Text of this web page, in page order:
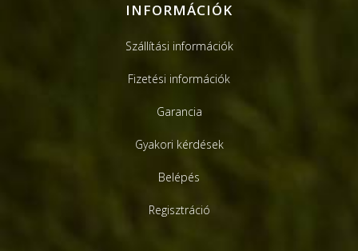
INFORMÁCIÓK
Szállítási információk
Fizetési információk
Garancia
Gyakori kérdések
Belépés
Regisztráció